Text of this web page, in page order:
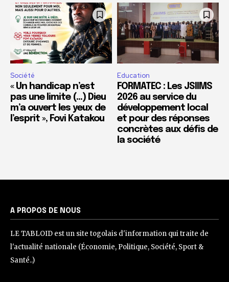
Société
« Un handicap n’est
pas une limite (…) Dieu
m’a ouvert les yeux de
l’esprit », Fovi Katakou
Education
FORMATEC : Les JSIIMS
2026 au service du
développement local
et pour des réponses
concrètes aux défis de
la société
A PROPOS DE NOUS
LE TABLOID est un site togolais d'information qui traite de
l'actualité nationale (Économie, Politique, Société, Sport &
Santé..)